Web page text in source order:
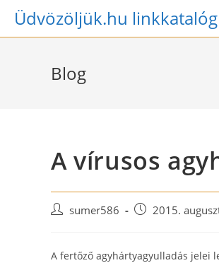
SkipÜdvözöljük.hu
Blog
A vírusos
Post sumer586
Post 2015.
A fertőző agyhártyagyulladás jelei